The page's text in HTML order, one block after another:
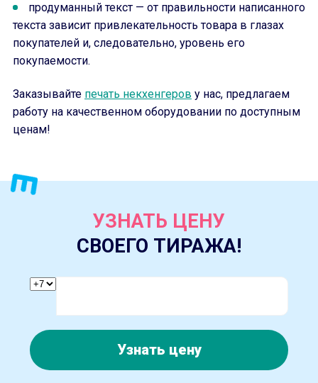
продуманный текст — от правильности написанного
текста зависит привлекательность товара в глазах
покупателей и, следовательно, уровень его
покупаемости.
Заказывайте печать некхенгеров у нас, предлагаем
работу на качественном оборудовании по доступным
ценам!
УЗНАТЬ ЦЕНУ
СВОЕГО ТИРАЖА!
Узнать цену